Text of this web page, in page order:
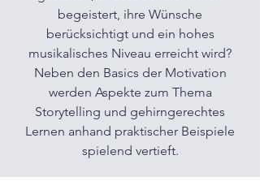
begeistert, ihre Wünsche
berücksichtigt und ein hohes
musikalisches Niveau erreicht wird?
Neben den Basics der Motivation
werden Aspekte zum Thema
Storytelling und gehirngerechtes
Lernen anhand praktischer Beispiele
spielend vertieft.